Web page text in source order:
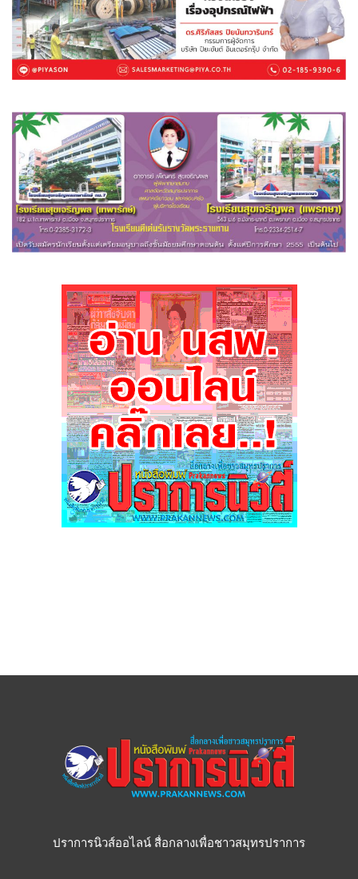
ปราการนิวส์ออไลน์ สื่อกลางเพื่อชาวสมุทรปราการ